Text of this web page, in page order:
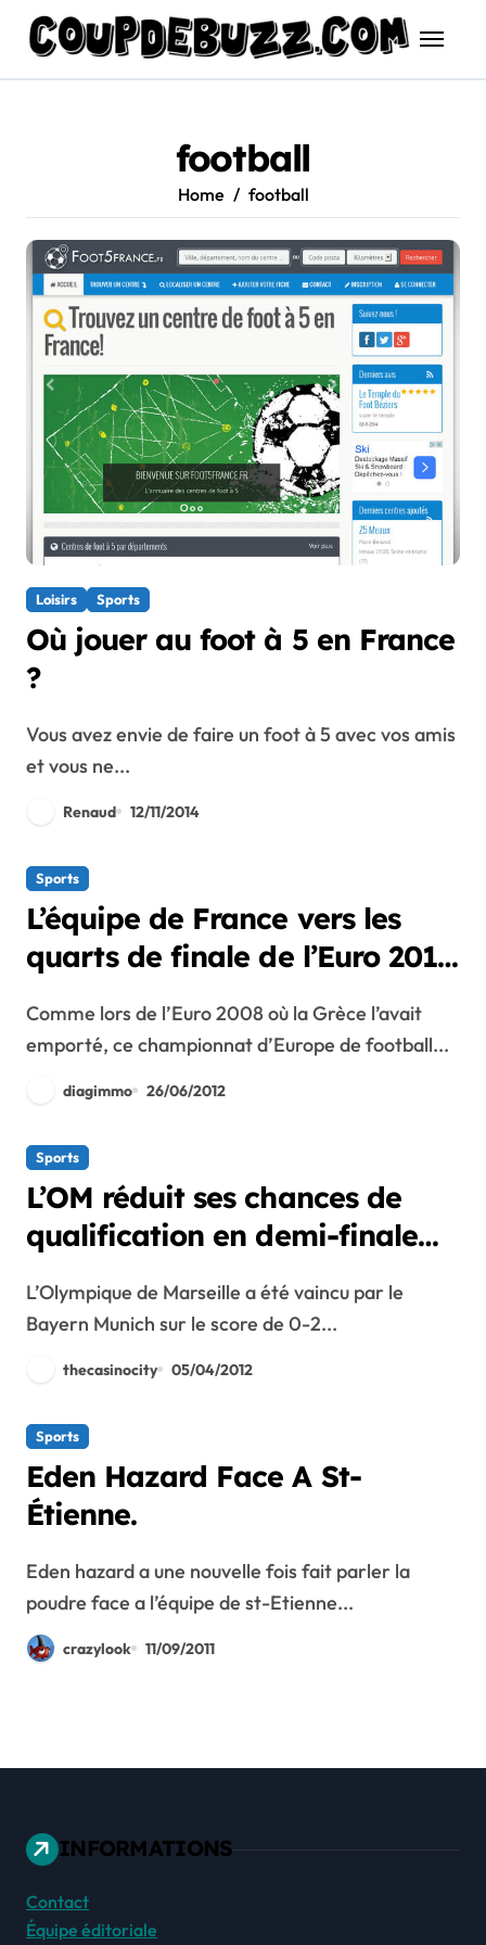
content
football
Home football
Loisirs Sports
Où jouer au foot à 5 en France
?
Vous avez envie de faire un foot à 5 avec vos amis
et vous ne...
Renaud 12/11/2014
Sports
L’équipe de France vers les
quarts de finale de l’Euro 2012
Comme lors de l’Euro 2008 où la Grèce l’avait
emporté, ce championnat d’Europe de football...
diagimmo 26/06/2012
Sports
L’OM réduit ses chances de
qualification en demi-finale
L’Olympique de Marseille a été vaincu par le
Bayern Munich sur le score de 0-2...
thecasinocity 05/04/2012
Sports
Eden Hazard Face A St-
Étienne.
Eden hazard a une nouvelle fois fait parler la
poudre face a l’équipe de st-Etienne...
crazylook 11/09/2011
INFORMATIONS
Contact
Équipe éditoriale